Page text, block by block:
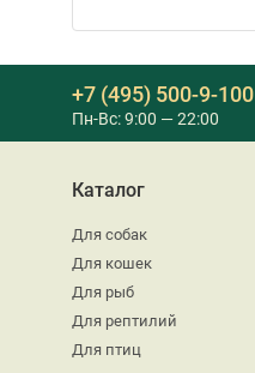
+7 (495) 500-9-100
Пн-Вс: 9:00 — 22:00
Каталог
Для собак
Для кошек
Для рыб
Для рептилий
Для птиц